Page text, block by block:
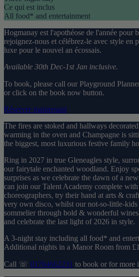
Ce qui est inclus
All food* and entertainment
Hogmanay est l'apothéose de l'année pour
rejoignez-nous et célébrez-le avec style en
luxe pour le nouvel an écossais.
Available 30th Dec-1st Jan inclusive.
To book, please call our Playground
or click on the book now button.
Réserver maintenant
The fires are stoked and hallways
warming in the oven and Champagne is
the biggest, most luxurious festive family
Ring in 2027 in true Gleneagles style,
our fairytale enchanted woodland. Enjoy
surprises as we celebrate the dawn of a
can join our Talent Academy complete with
choreographers, try their hand at arts &
very own disco, whilst our not-so-little-
sommelier through bold & wonderful
and celebrate the last light of 2026 in style.
A 3-night stay including all food* and
Additional nights in a Manor Room from
Call ☏ 01764662231 to book or for more